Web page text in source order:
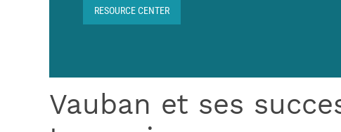
Breadcrumb
RESOURCE CENTER
Vauban et ses